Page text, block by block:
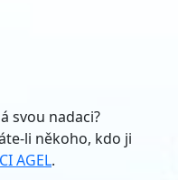
svou nadaci?
li někoho, kdo ji
AGEL.